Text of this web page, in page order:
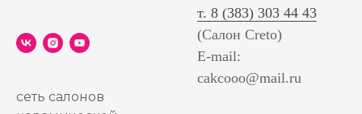
сеть салонов
т. 8 (383) 303 44 43
(Салон Creto)
E-mail:
cakcooo@mail.ru